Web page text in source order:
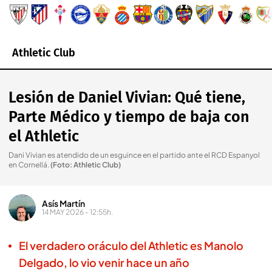
Athletic Club
Lesión de Daniel Vivian: Qué tiene,
Parte Médico y tiempo de baja con
el Athletic
Dani Vivian es atendido de un esguince en el partido ante el RCD Espanyol
en Cornellá.(Foto: Athletic Club)
Asís Martín
14 MAY 2026 - 12:55h.
El verdadero oráculo del Athletic es Manolo
Delgado, lo vio venir hace un año